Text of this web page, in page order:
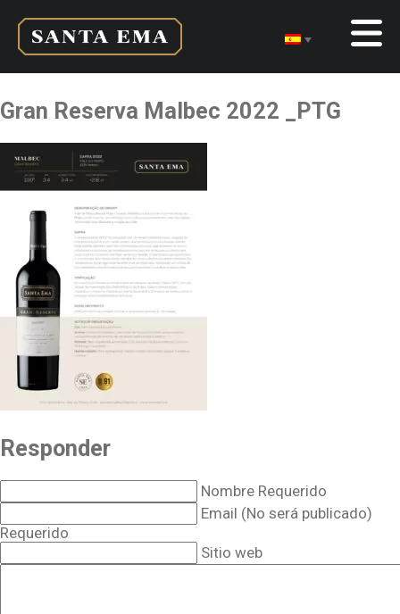
Gran Reserva Malbec 2022 _PTG
Responder
Nombre Requerido
Email (No será publicado)
Requerido
Sitio web